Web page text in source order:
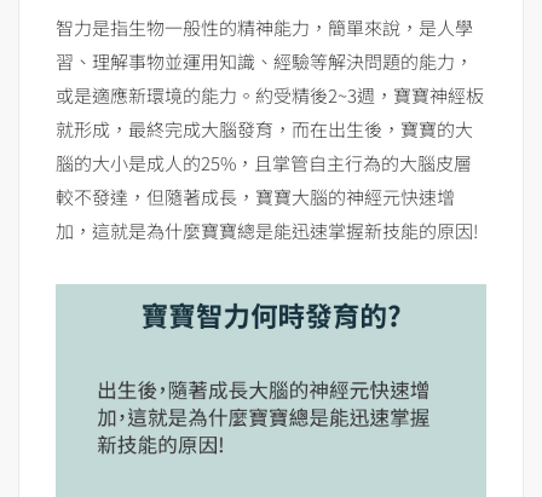
智力是指生物一般性的精神能力，簡單來說，是人學
習、理解事物並運用知識、經驗等解決問題的能力，
或是適應新環境的能力。約受精後2~3週，寶寶神經板
就形成，最終完成大腦發育，而在出生後，寶寶的大
腦的大小是成人的25%，且掌管自主行為的大腦皮層
較不發達，但隨著成長，寶寶大腦的神經元快速增
加，這就是為什麼寶寶總是能迅速掌握新技能的原因!